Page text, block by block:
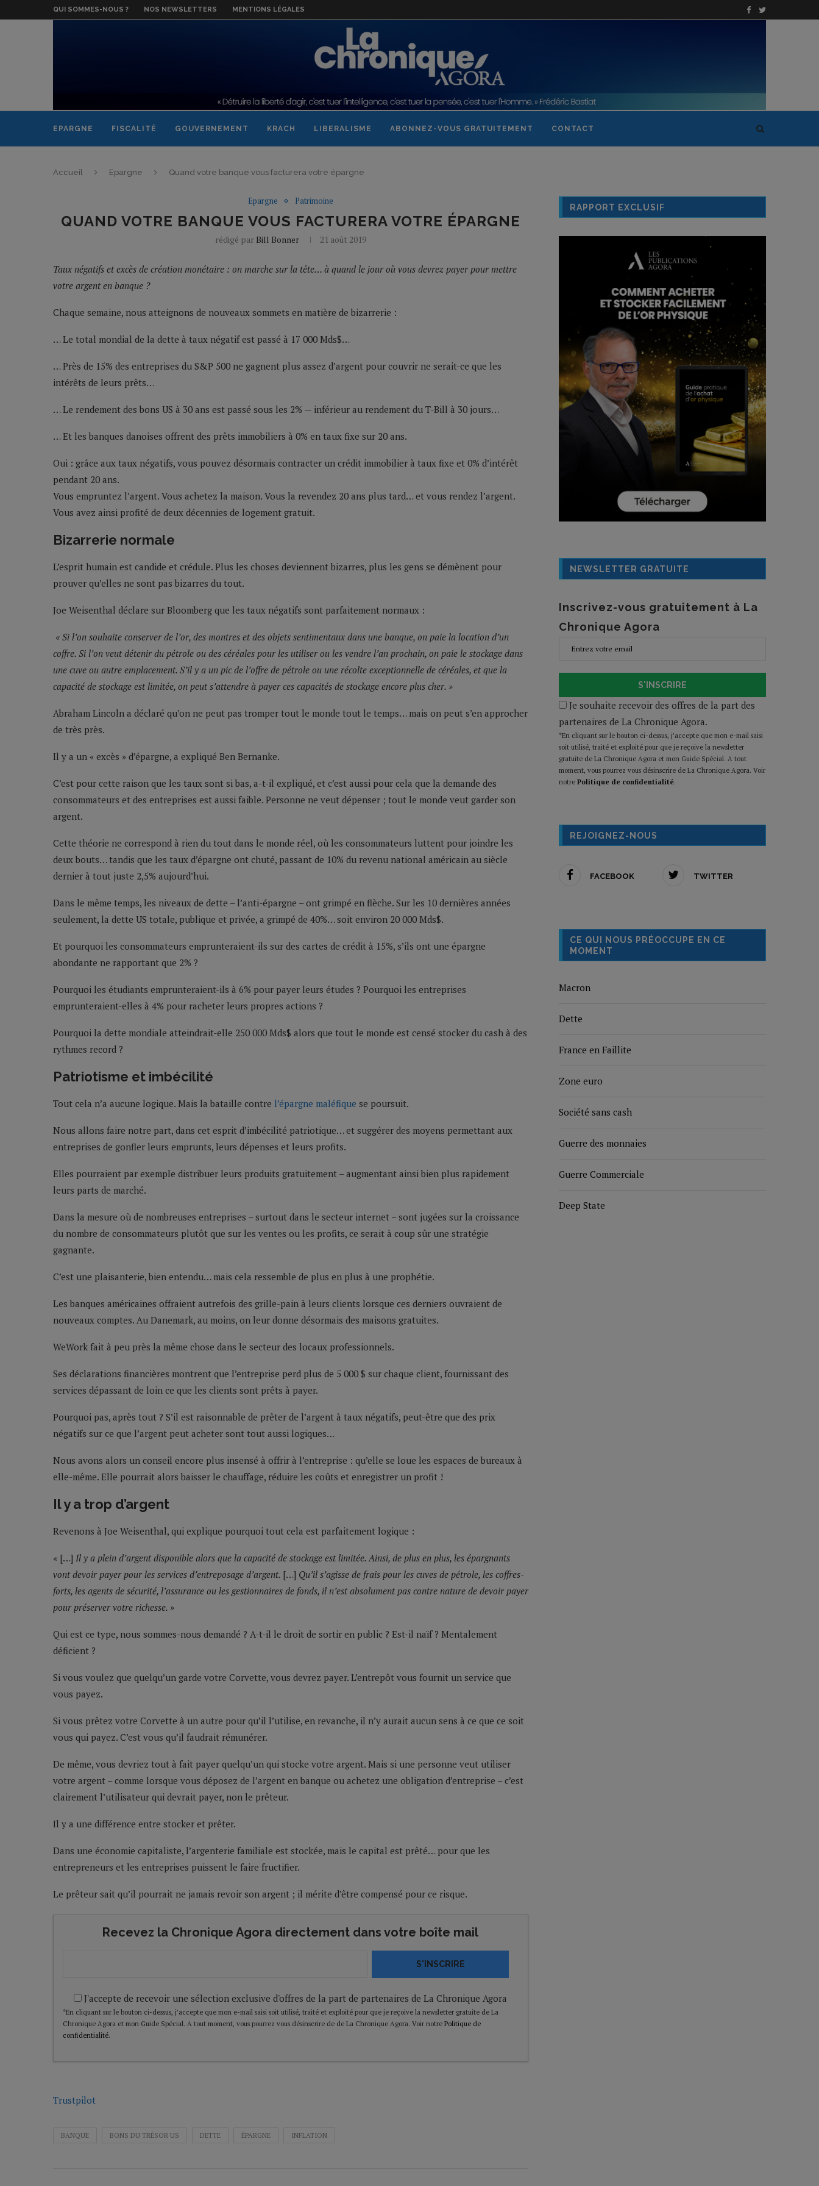
QUI SOMMES-NOUS ? NOS NEWSLETTERS MENTIONS LÉGALES
EPARGNE FISCALITÉ GOUVERNEMENT KRACH LIBERALISME ABONNEZ-VOUS GRATUITEMENT CONTACT
Accueil Epargne Quand votre banque vous facturera votre épargne
Epargne Patrimoine
QUAND VOTRE BANQUE VOUS FACTURERA VOTRE ÉPARGNE
rédigé par Bill Bonner 21 août 2019
Taux négatifs et excès de création monétaire : on marche sur la tête… à quand le jour où vous devrez payer pour mettre
votre argent en banque ?
Chaque semaine, nous atteignons de nouveaux sommets en matière de bizarrerie :
… Le total mondial de la dette à taux négatif est passé à 17 000 Mds$…
… Près de 15% des entreprises du S&P 500 ne gagnent plus assez d’argent pour couvrir ne serait-ce que les
intérêts de leurs prêts…
… Le rendement des bons US à 30 ans est passé sous les 2% — inférieur au rendement du T-Bill à 30 jours…
… Et les banques danoises offrent des prêts immobiliers à 0% en taux fixe sur 20 ans.
Oui : grâce aux taux négatifs, vous pouvez désormais contracter un crédit immobilier à taux fixe et 0% d’intérêt
pendant 20 ans.
Vous empruntez l’argent. Vous achetez la maison. Vous la revendez 20 ans plus tard… et vous rendez l’argent.
Vous avez ainsi profité de deux décennies de logement gratuit.
Bizarrerie normale
L’esprit humain est candide et crédule. Plus les choses deviennent bizarres, plus les gens se démènent pour
prouver qu’elles ne sont pas bizarres du tout.
Joe Weisenthal déclare sur Bloomberg que les taux négatifs sont parfaitement normaux :
« Si l’on souhaite conserver de l’or, des montres et des objets sentimentaux dans une banque, on paie la location d’un
coffre. Si l’on veut détenir du pétrole ou des céréales pour les utiliser ou les vendre l’an prochain, on paie le stockage dans
une cuve ou autre emplacement. S’il y a un pic de l’offre de pétrole ou une récolte exceptionnelle de céréales, et que la
capacité de stockage est limitée, on peut s’attendre à payer ces capacités de stockage encore plus cher. »
Abraham Lincoln a déclaré qu’on ne peut pas tromper tout le monde tout le temps… mais on peut s’en approcher
de très près.
Il y a un « excès » d’épargne, a expliqué Ben Bernanke.
C’est pour cette raison que les taux sont si bas, a-t-il expliqué, et c’est aussi pour cela que la demande des
consommateurs et des entreprises est aussi faible. Personne ne veut dépenser ; tout le monde veut garder son
argent.
Cette théorie ne correspond à rien du tout dans le monde réel, où les consommateurs luttent pour joindre les
deux bouts… tandis que les taux d’épargne ont chuté, passant de 10% du revenu national américain au siècle
dernier à tout juste 2,5% aujourd’hui.
Dans le même temps, les niveaux de dette – l’anti-épargne – ont grimpé en flèche. Sur les 10 dernières années
seulement, la dette US totale, publique et privée, a grimpé de 40%… soit environ 20 000 Mds$.
Et pourquoi les consommateurs emprunteraient-ils sur des cartes de crédit à 15%, s’ils ont une épargne
abondante ne rapportant que 2% ?
Pourquoi les étudiants emprunteraient-ils à 6% pour payer leurs études ? Pourquoi les entreprises
emprunteraient-elles à 4% pour racheter leurs propres actions ?
Pourquoi la dette mondiale atteindrait-elle 250 000 Mds$ alors que tout le monde est censé stocker du cash à des
rythmes record ?
Patriotisme et imbécilité
Tout cela n’a aucune logique. Mais la bataille contre l’épargne maléfique se poursuit.
Nous allons faire notre part, dans cet esprit d’imbécilité patriotique… et suggérer des moyens permettant aux
entreprises de gonfler leurs emprunts, leurs dépenses et leurs profits.
Elles pourraient par exemple distribuer leurs produits gratuitement – augmentant ainsi bien plus rapidement
leurs parts de marché.
Dans la mesure où de nombreuses entreprises – surtout dans le secteur internet – sont jugées sur la croissance
du nombre de consommateurs plutôt que sur les ventes ou les profits, ce serait à coup sûr une stratégie
gagnante.
C’est une plaisanterie, bien entendu… mais cela ressemble de plus en plus à une prophétie.
Les banques américaines offraient autrefois des grille-pain à leurs clients lorsque ces derniers ouvraient de
nouveaux comptes. Au Danemark, au moins, on leur donne désormais des maisons gratuites.
WeWork fait à peu près la même chose dans le secteur des locaux professionnels.
Ses déclarations financières montrent que l’entreprise perd plus de 5 000 $ sur chaque client, fournissant des
services dépassant de loin ce que les clients sont prêts à payer.
Pourquoi pas, après tout ? S’il est raisonnable de prêter de l’argent à taux négatifs, peut-être que des prix
négatifs sur ce que l’argent peut acheter sont tout aussi logiques…
Nous avons alors un conseil encore plus insensé à offrir à l’entreprise : qu’elle se loue les espaces de bureaux à
elle-même. Elle pourrait alors baisser le chauffage, réduire les coûts et enregistrer un profit !
Il y a trop d’argent
Revenons à Joe Weisenthal, qui explique pourquoi tout cela est parfaitement logique :
« […] Il y a plein d’argent disponible alors que la capacité de stockage est limitée. Ainsi, de plus en plus, les épargnants
vont devoir payer pour les services d’entreposage d’argent. […] Qu’il s’agisse de frais pour les cuves de pétrole, les coffres-
forts, les agents de sécurité, l’assurance ou les gestionnaires de fonds, il n’est absolument pas contre nature de devoir payer
pour préserver votre richesse. »
Qui est ce type, nous sommes-nous demandé ? A-t-il le droit de sortir en public ? Est-il naïf ? Mentalement
déficient ?
Si vous voulez que quelqu’un garde votre Corvette, vous devrez payer. L’entrepôt vous fournit un service que
vous payez.
Si vous prêtez votre Corvette à un autre pour qu’il l’utilise, en revanche, il n’y aurait aucun sens à ce que ce soit
vous qui payez. C’est vous qu’il faudrait rémunérer.
De même, vous devriez tout à fait payer quelqu’un qui stocke votre argent. Mais si une personne veut utiliser
votre argent – comme lorsque vous déposez de l’argent en banque ou achetez une obligation d’entreprise – c’est
clairement l’utilisateur qui devrait payer, non le prêteur.
Il y a une différence entre stocker et prêter.
Dans une économie capitaliste, l’argenterie familiale est stockée, mais le capital est prêté… pour que les
entrepreneurs et les entreprises puissent le faire fructifier.
Le prêteur sait qu’il pourrait ne jamais revoir son argent ; il mérite d’être compensé pour ce risque.
Recevez la Chronique Agora directement dans votre boîte mail
S'INSCRIRE
J'accepte de recevoir une sélection exclusive d'offres de la part de partenaires de La Chronique Agora
*En cliquant sur le bouton ci-dessus, j’accepte que mon e-mail saisi soit utilisé, traité et exploité pour que je reçoive la newsletter gratuite de La
Chronique Agora et mon Guide Spécial. A tout moment, vous pourrez vous désinscrire de de La Chronique Agora. Voir notre Politique de
confidentialité.
Trustpilot
BANQUE BONS DU TRÉSOR US DETTE ÉPARGNE INFLATION
RAPPORT EXCLUSIF
NEWSLETTER GRATUITE
Inscrivez-vous gratuitement à La
Chronique Agora
S'INSCRIRE
Je souhaite recevoir des offres de la part des
partenaires de La Chronique Agora.
*En cliquant sur le bouton ci-dessus, j’accepte que mon e-mail saisi
soit utilisé, traité et exploité pour que je reçoive la newsletter
gratuite de La Chronique Agora et mon Guide Spécial. A tout
moment, vous pourrez vous désinscrire de La Chronique Agora. Voir
notre Politique de confidentialité.
REJOIGNEZ-NOUS
FACEBOOK TWITTER
CE QUI NOUS PRÉOCCUPE EN CE
MOMENT
Macron
Dette
France en Faillite
Zone euro
Société sans cash
Guerre des monnaies
Guerre Commerciale
Deep State